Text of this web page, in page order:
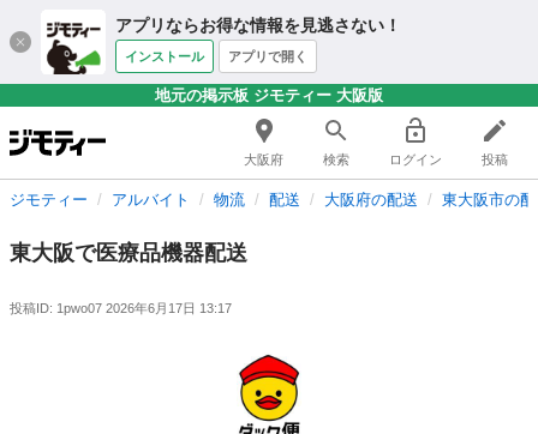
アプリならお得な情報を見逃さない！
インストール アプリで開く
地元の掲示板 ジモティー 大阪版
大阪府 検索 ログイン 投稿
ジモティー アルバイト 物流 配送 大阪府の配送 東大阪市の
東大阪で医療品機器配送
投稿ID: 1pwo07 2026年6月17日 13:17